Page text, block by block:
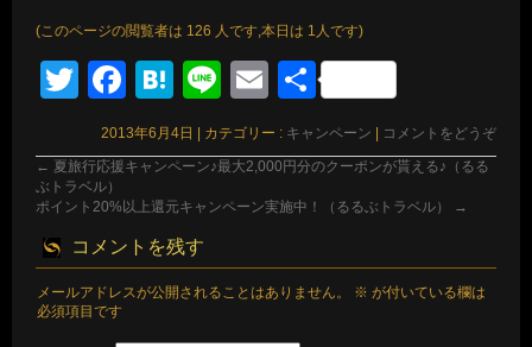
(このページの閲覧者は 126 人です,本日は 1人です)
TwitterFacebook
Hatena
LineEmail
共
有
2013年6月4日 | カテゴリー : キャンペーン | コメントをどうぞ
← 夏旅行応援キャンペーン♪最大2,000円分のクーポンが貰える♪（るる
ぶトラベル）
ポイント20%以上還元キャンペーン実施中！（るるぶトラベル）
→
コメントを残す
メールアドレスが公開されることはありません。 ※ が付いている欄は
必須項目です